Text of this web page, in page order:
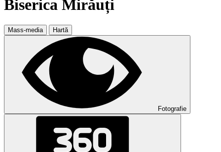
Biserica Mirăuți
Mass-media Hartă
Fotografie